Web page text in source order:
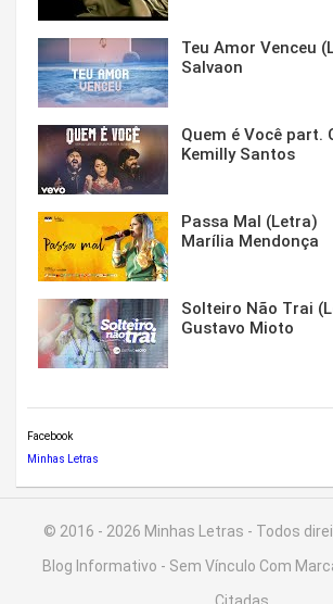
Teu Amor Venceu
Salvaon
Quem é Você part.
Kemilly Santos
Passa Mal (Letra)
Marília Mendonça
Solteiro Não Trai
Gustavo Mioto
Facebook
Minhas Letras
© 2016 - 2026 Minhas Letras - Todos
Blog Informativo - Sem Vínculo Com